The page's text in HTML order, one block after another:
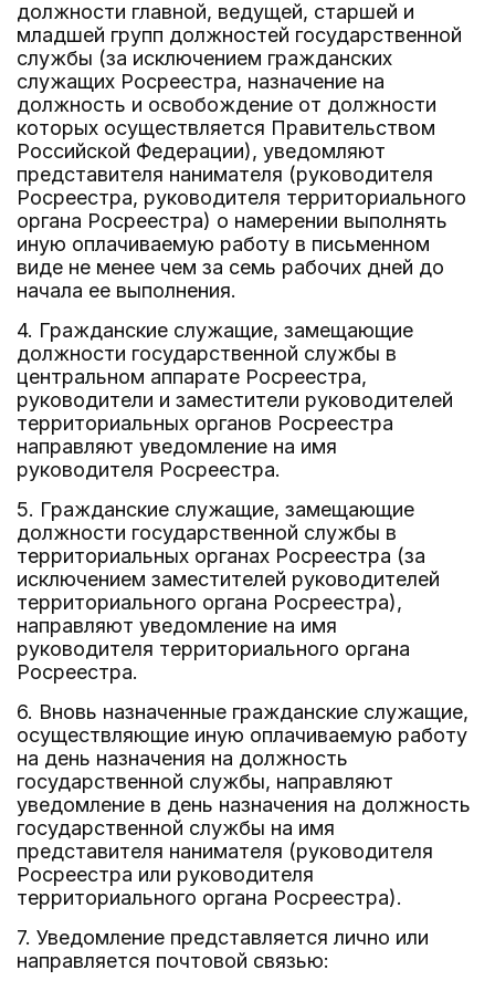
должности главной, ведущей, старшей и
младшей групп должностей государственной
службы (за исключением гражданских
служащих Росреестра, назначение на
должность и освобождение от должности
которых осуществляется Правительством
Российской Федерации), уведомляют
представителя нанимателя (руководителя
Росреестра, руководителя территориального
органа Росреестра) о намерении выполнять
иную оплачиваемую работу в письменном
виде не менее чем за семь рабочих дней до
начала ее выполнения.
4. Гражданские служащие, замещающие
должности государственной службы в
центральном аппарате Росреестра,
руководители и заместители руководителей
территориальных органов Росреестра
направляют уведомление на имя
руководителя Росреестра.
5. Гражданские служащие, замещающие
должности государственной службы в
территориальных органах Росреестра (за
исключением заместителей руководителей
территориального органа Росреестра),
направляют уведомление на имя
руководителя территориального органа
Росреестра.
6. Вновь назначенные гражданские служащие,
осуществляющие иную оплачиваемую работу
на день назначения на должность
государственной службы, направляют
уведомление в день назначения на должность
государственной службы на имя
представителя нанимателя (руководителя
Росреестра или руководителя
территориального органа Росреестра).
7. Уведомление представляется лично или
направляется почтовой связью: